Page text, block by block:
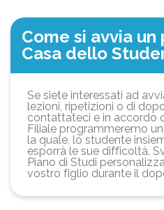
Come si avvia un
Casa dello
Se siete interessati ad
lezioni, ripetizioni o di
contattateci e in accordo
Filiale programmeremo
la quale, lo studente
esporrà le sue difficoltà.
Piano di Studi
vostro figlio durante il